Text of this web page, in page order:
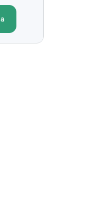
— мы
и